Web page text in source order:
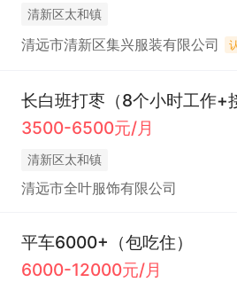
清新区太和镇
清远市清新区集兴服装有限公司
长白班打枣（8个小时工作+
3500-6500元/月
清新区太和镇
清远市全叶服饰有限公司
平车6000+（包吃住）
6000-12000元/月